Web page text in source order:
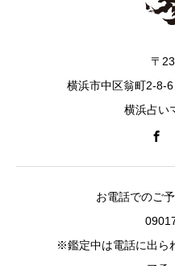
〒
横浜市中区翁町2-8-
横浜占い
お電話でのご
※鑑定中は電話に出ら